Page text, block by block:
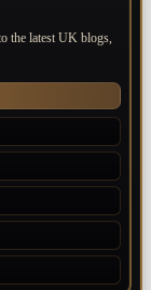
the latest UK blogs,